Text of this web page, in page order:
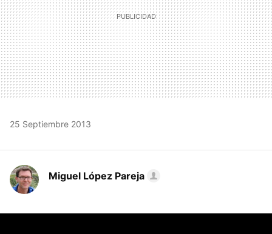
25 Septiembre 2013
Miguel López Pareja